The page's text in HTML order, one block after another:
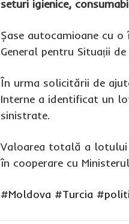
seturi igienice,
Șase autocamioane cu
General pentru Situații
În urma solicitării de
Interne a identificat un
sinistrate.
Valoarea totală a lotului
în cooperare cu
#Moldova #Turcia